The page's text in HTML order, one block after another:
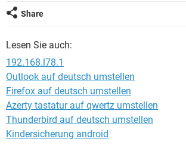
FACEBOOK
WHATSAPP
FACEBOOK
Share
Lesen Sie auch:
192.168.l78.1
Outlook auf deutsch umstellen
Firefox auf deutsch umstellen
Azerty tastatur auf qwertz umstellen
Thunderbird auf deutsch umstellen
Kindersicherung android